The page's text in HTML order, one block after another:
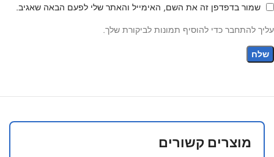
שמור בדפדפן זה את השם, האימייל והאתר שלי לפעם הבאה שאגיב.
עליך להתחבר כדי להוסיף תמונות לביקורת שלך.
מוצרים קשורים